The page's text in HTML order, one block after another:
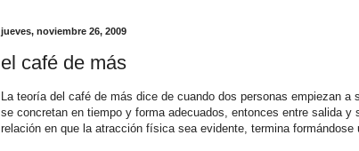
jueves, noviembre 26, 2009
el café de más
La teoría del café de más dice de cuando dos personas empiezan
se concretan en tiempo y forma adecuados, entonces entre salida
relación en que la atracción física sea evidente, termina formándose